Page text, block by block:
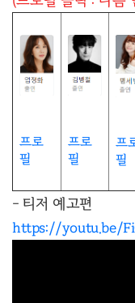
프로
필
프로
필
프
필
- 티저 예고편
https://youtu.be/